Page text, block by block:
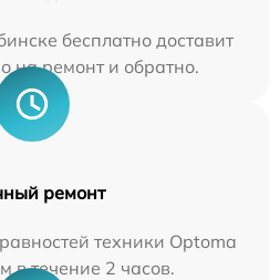
бесплатно доставит
на ремонт и обратно.
ремонт
техники Optoma
в течение 2 часов.